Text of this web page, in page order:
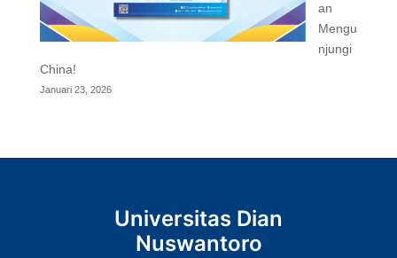
an
Mengu
njungi
China!
Januari 23, 2026
Universitas Dian
Nuswantoro